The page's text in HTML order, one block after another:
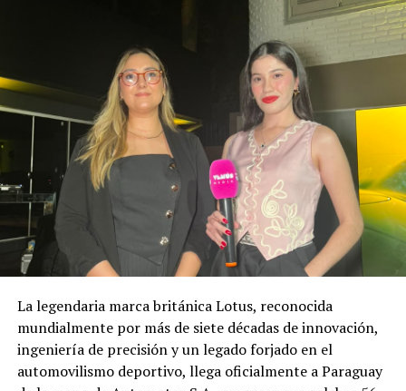
La legendaria marca británica Lotus, reconocida
mundialmente por más de siete décadas de innovación,
ingeniería de precisión y un legado forjado en el
automovilismo deportivo, llega oficialmente a Paraguay